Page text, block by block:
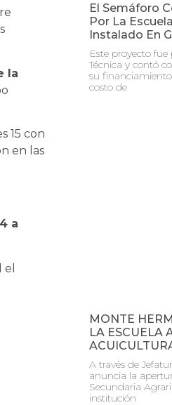
la
15 con
en las
a
El Semáforo
Por La
Instalado En
Este proyecto
Técnica y contó
su
costo de
MONTE
LA ESCUELA
A través de
anuncia la
Secundaria
institución